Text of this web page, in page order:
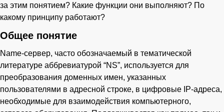
за этим понятием? Какие функции они выполняют? По
какому принципу работают?
Общее понятие
Name-сервер, часто обозначаемый в тематической
литературе аббревиатурой “NS”, используется для
преобразования доменных имен, указанных
пользователями в адресной строке, в цифровые IP-адреса,
необходимые для взаимодействия компьютерного,